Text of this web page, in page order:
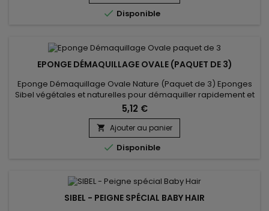
 Disponible
EPONGE DÉMAQUILLAGE OVALE (PAQUET DE 3)
Eponge Démaquillage Ovale Nature (Paquet de 3) Eponges
Sibel végétales et naturelles pour démaquiller rapidement et
efficacement.&nbsp; Ces éponges servent parfaitement à
enlever les masques faciaux.&nbsp;&nbsp;
5,12 €
 Ajouter au panier
 Disponible
SIBEL - PEIGNE SPÉCIAL BABY HAIR